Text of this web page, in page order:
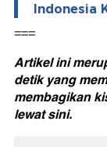
Indonesia
===
Artikel ini
detik yang
membagikan
lewatsini.